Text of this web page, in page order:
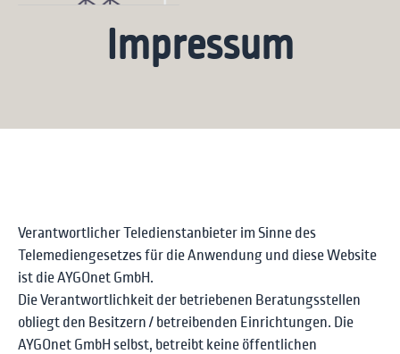
Impressum
Verantwortlicher Teledienstanbieter im Sinne des
Telemediengesetzes für die Anwendung und diese Website
ist die AYGOnet GmbH.
Die Verantwortlichkeit der betriebenen Beratungsstellen
obliegt den Besitzern / betreibenden Einrichtungen. Die
AYGOnet GmbH selbst, betreibt keine öffentlichen